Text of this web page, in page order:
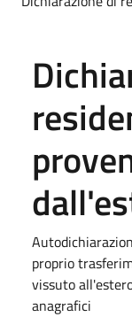
proprio
vissuto
anagrafici